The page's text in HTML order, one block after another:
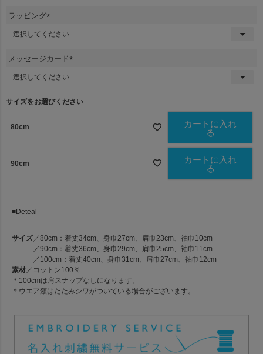
ラッピング
必
)
メッセージカード
)
サイズをお選びください
80cm
カートに入れ
る
90cm
カートに入れ
る
■Deteal
サイズ／80cm：着丈34cm、身巾27cm、肩巾23cm、袖巾10cm
／90cm：着丈36cm、身巾29cm、肩巾25cm、袖巾11cm
／100cm：着丈40cm、身巾31cm、肩巾27cm、袖巾12cm
素材 ／コットン100％
＊100cmは肩スナップなしになります。
＊ウエア類はたたみシワがついている場合がございます。